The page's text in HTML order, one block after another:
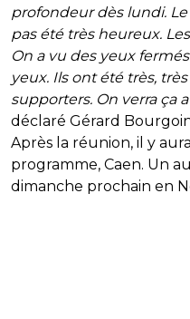
profondeur dès lundi. Le
pas été très heureux.
On a vu des yeux
yeux. Ils ont été très,
supporters. On verra ça
déclaré Gérard
Après la réunion, il y
programme, Caen. Un
dimanche prochain en